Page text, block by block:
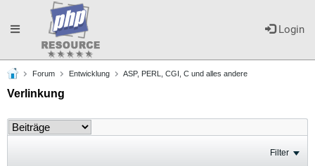
Login
Toggle
navigation
Forum Entwicklung ASP, PERL, CGI, C und alles andere
Verlinkung
Filter